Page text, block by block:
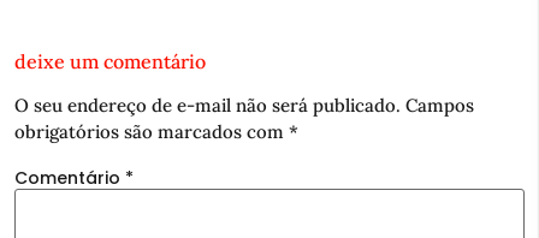
deixe um comentário
O seu endereço de e-mail não será publicado. Campos
obrigatórios são marcados com *
Comentário *